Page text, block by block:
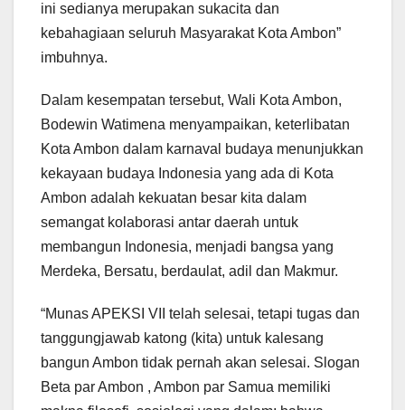
ini sedianya merupakan sukacita dan
kebahagiaan seluruh Masyarakat Kota Ambon”
imbuhnya.
Dalam kesempatan tersebut, Wali Kota Ambon,
Bodewin Watimena menyampaikan, keterlibatan
Kota Ambon dalam karnaval budaya menunjukkan
kekayaan budaya Indonesia yang ada di Kota
Ambon adalah kekuatan besar kita dalam
semangat kolaborasi antar daerah untuk
membangun Indonesia, menjadi bangsa yang
Merdeka, Bersatu, berdaulat, adil dan Makmur.
“Munas APEKSI VII telah selesai, tetapi tugas dan
tanggungjawab katong (kita) untuk kalesang
bangun Ambon tidak pernah akan selesai. Slogan
Beta par Ambon , Ambon par Samua memiliki